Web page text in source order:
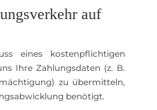
auf
eines kostenpflichtigen
Ihre Zahlungsdaten (z. B.
zu übermitteln,
benötigt.